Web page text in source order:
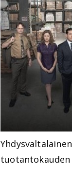
tuotantokauden